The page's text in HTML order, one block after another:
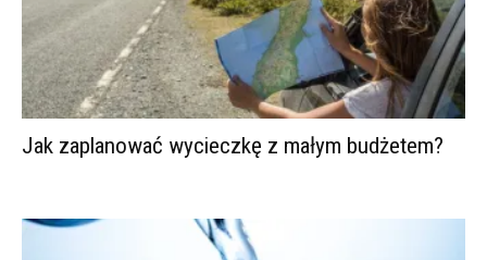
Jak zaplanować wycieczkę z małym budżetem?